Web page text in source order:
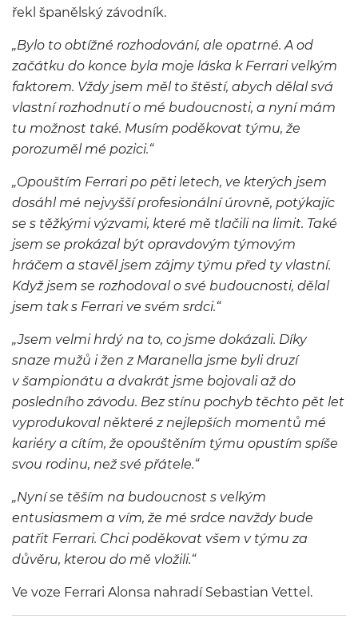
řekl španělský závodník.
„Bylo to obtížné rozhodování, ale opatrné. A od
začátku do konce byla moje láska k Ferrari velkým
faktorem. Vždy jsem měl to štěstí, abych dělal svá
vlastní rozhodnutí o mé budoucnosti, a nyní mám
tu možnost také. Musím poděkovat týmu, že
porozuměl mé pozici.“
„Opouštím Ferrari po pěti letech, ve kterých jsem
dosáhl mé nejvyšší profesionální úrovně, potýkajíc
se s těžkými výzvami, které mě tlačili na limit. Také
jsem se prokázal být opravdovým týmovým
hráčem a stavěl jsem zájmy týmu před ty vlastní.
Když jsem se rozhodoval o své budoucnosti, dělal
jsem tak s Ferrari ve svém srdci.“
„Jsem velmi hrdý na to, co jsme dokázali. Díky
snaze mužů i žen z Maranella jsme byli druzí
v šampionátu a dvakrát jsme bojovali až do
posledního závodu. Bez stínu pochyb těchto pět let
vyprodukoval některé z nejlepších momentů mé
kariéry a cítím, že opouštěním týmu opustím spíše
svou rodinu, než své přátele.“
„Nyní se těším na budoucnost s velkým
entusiasmem a vím, že mé srdce navždy bude
patřit Ferrari. Chci poděkovat všem v týmu za
důvěru, kterou do mě vložili.“
Ve voze Ferrari Alonsa nahradí Sebastian Vettel.